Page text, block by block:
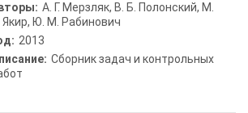
А. Г. Мерзляк, В. Б. Полонский, М.
Якир, Ю. М. Рабинович
2013
Сборник задач и контрольных